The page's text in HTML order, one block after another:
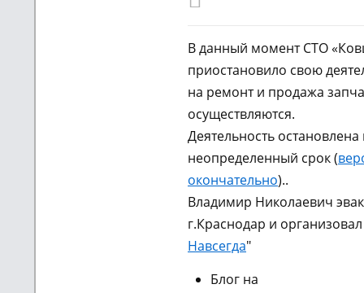
В данный момент СТО
приостановило свою
на ремонт и продажа
осуществляются.
Деятельность остановлена
неопределенный срок (
окончательно)..
Владимир Николаевич
г.Краснодар и
Навсегда"
Блог на